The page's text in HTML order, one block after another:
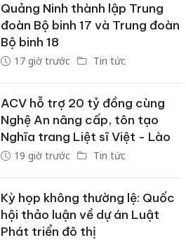
Quảng Ninh thành lập Trung
đoàn Bộ binh 17 và Trung đoàn
Bộ binh 18
17 giờ trước Tin tức
ACV hỗ trợ 20 tỷ đồng cùng
Nghệ An nâng cấp, tôn tạo
Nghĩa trang Liệt sĩ Việt - Lào
19 giờ trước Tin tức
Kỳ họp không thường lệ: Quốc
hội thảo luận về dự án Luật
Phát triển đô thị